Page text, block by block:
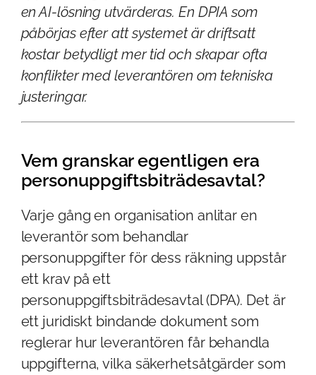
en AI-lösning utvärderas. En DPIA som
påbörjas efter att systemet är driftsatt
kostar betydligt mer tid och skapar ofta
konflikter med leverantören om tekniska
justeringar.
Vem granskar egentligen era
personuppgiftsbiträdesavtal?
Varje gång en organisation anlitar en
leverantör som behandlar
personuppgifter för dess räkning uppstår
ett krav på ett
personuppgiftsbiträdesavtal (DPA). Det är
ett juridiskt bindande dokument som
reglerar hur leverantören får behandla
uppgifterna, vilka säkerhetsåtgärder som